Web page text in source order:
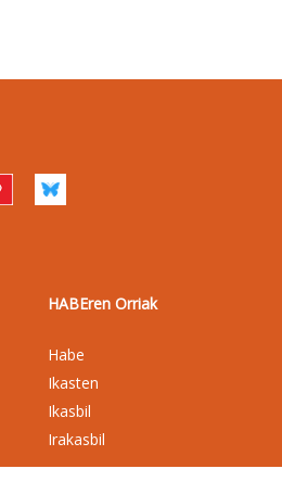
HABEren Orriak
Habe
Ikasten
Ikasbil
Irakasbil